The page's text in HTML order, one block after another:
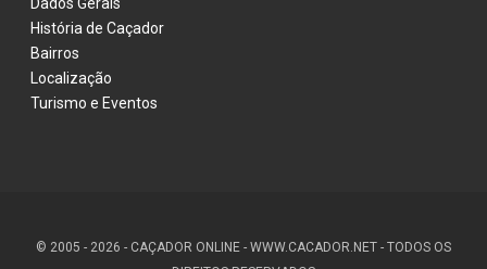
Dados Gerais
História de Caçador
Bairros
Localização
Turismo e Eventos
© 2005 - 2026 - CAÇADOR ONLINE - WWW.CACADOR.NET - TODOS OS